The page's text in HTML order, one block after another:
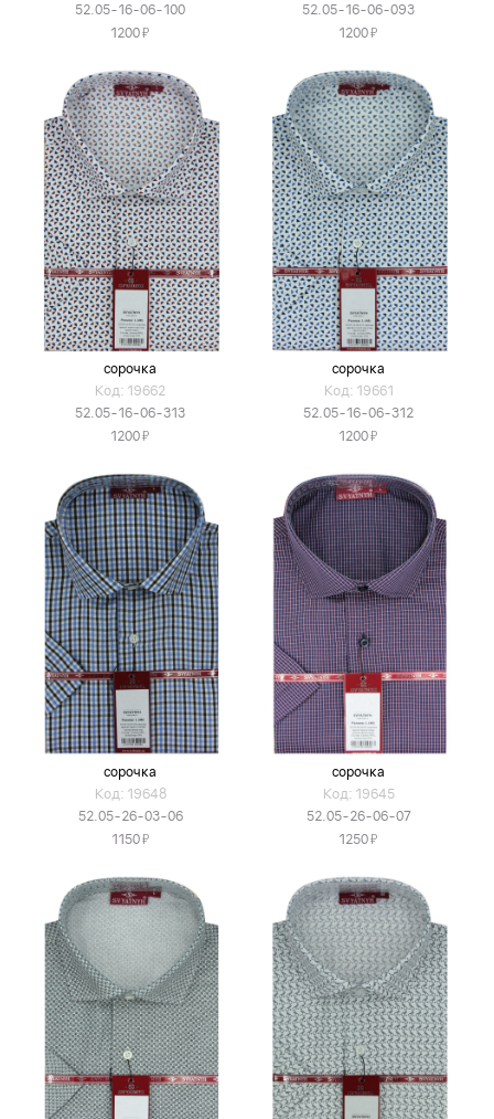
52.05-16-06-100
1200Я
52.05-16-06-093
1200Я
сорочка
Код: 19662
52.05-16-06-313
1200Я
сорочка
Код: 19661
52.05-16-06-312
1200Я
сорочка
Код: 19648
52.05-26-03-06
1150Я
сорочка
Код: 19645
52.05-26-06-07
1250Я